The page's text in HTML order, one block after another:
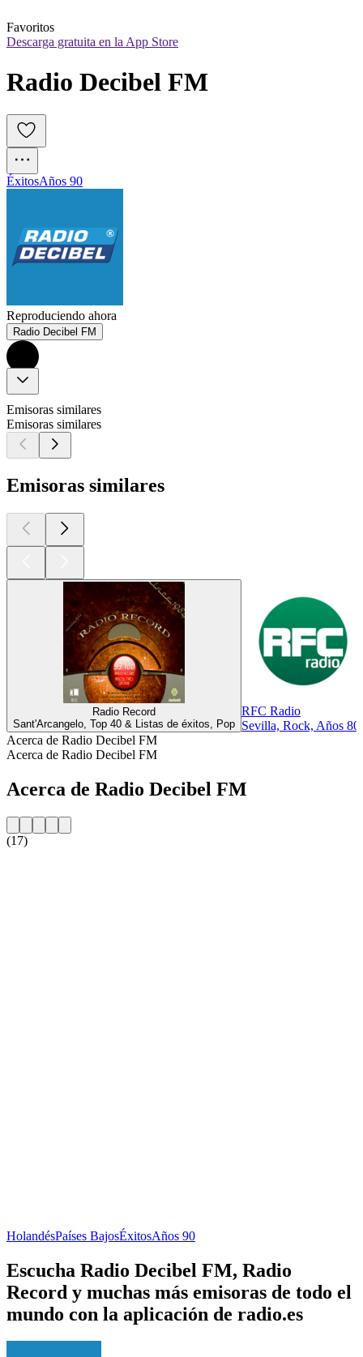
Favoritos
Descarga gratuita en la App Store
Radio Decibel FM
ÉxitosAños 90
Reproduciendo ahora
Radio Decibel FM
Emisoras similares
Emisoras similares
Emisoras similares
Radio Record
Sant'Arcangelo, Top 40 & Listas de éxitos, Pop
RFC Radio
Sevilla, Rock, Años
Acerca de Radio Decibel FM
Acerca de Radio Decibel FM
Acerca de Radio Decibel FM
(17)
HolandésPaíses BajosÉxitosAños 90
Escucha Radio Decibel FM, Radio
Record y muchas más emisoras de todo el
mundo con la aplicación de radio.es